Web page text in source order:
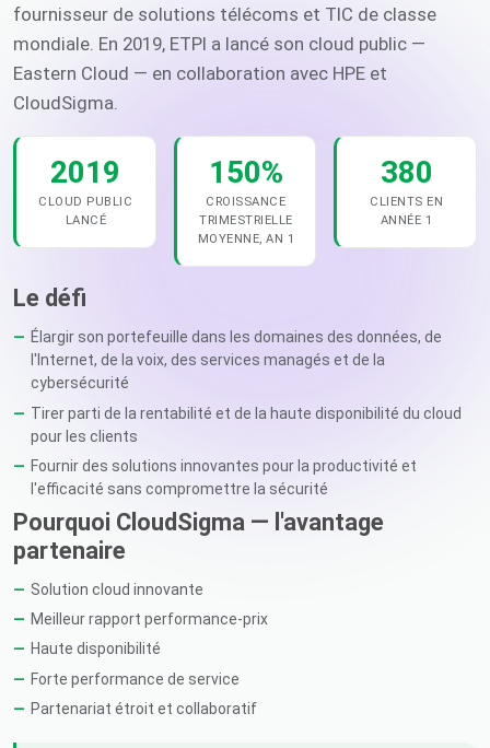
fournisseur de solutions télécoms et TIC de classe
mondiale. En 2019, ETPI a lancé son cloud public —
Eastern Cloud — en collaboration avec HPE et
CloudSigma.
2019
CLOUD PUBLIC
LANCÉ
150%
CROISSANCE
TRIMESTRIELLE
MOYENNE, AN 1
380
CLIENTS EN
ANNÉE 1
Le défi
Élargir son portefeuille dans les domaines des données, de
l'Internet, de la voix, des services managés et de la
cybersécurité
Tirer parti de la rentabilité et de la haute disponibilité du cloud
pour les clients
Fournir des solutions innovantes pour la productivité et
l'efficacité sans compromettre la sécurité
Pourquoi CloudSigma — l'avantage
partenaire
Solution cloud innovante
Meilleur rapport performance-prix
Haute disponibilité
Forte performance de service
Partenariat étroit et collaboratif